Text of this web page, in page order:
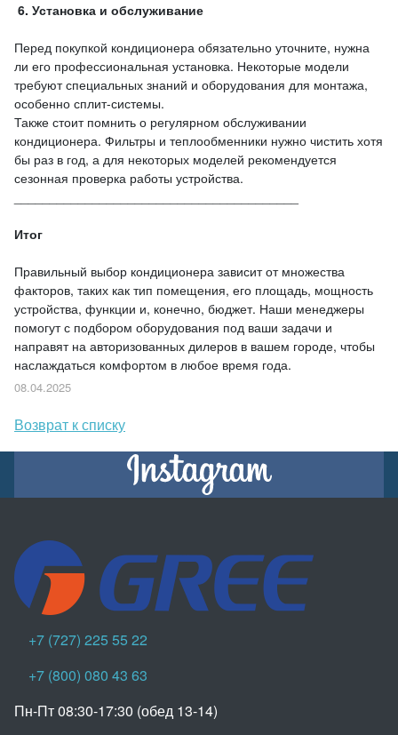
6. Установка и обслуживание
Перед покупкой кондиционера обязательно уточните, нужна
ли его профессиональная установка. Некоторые модели
требуют специальных знаний и оборудования для монтажа,
особенно сплит-системы.
Также стоит помнить о регулярном обслуживании
кондиционера. Фильтры и теплообменники нужно чистить хотя
бы раз в год, а для некоторых моделей рекомендуется
сезонная проверка работы устройства.
Итог
Правильный выбор кондиционера зависит от множества
факторов, таких как тип помещения, его площадь, мощность
устройства, функции и, конечно, бюджет. Наши менеджеры
помогут с подбором оборудования под ваши задачи и
направят на авторизованных дилеров в вашем городе, чтобы
наслаждаться комфортом в любое время года.
08.04.2025
Возврат к списку
+7 (727) 225 55 22
+7 (800) 080 43 63
Пн-Пт 08:30-17:30 (обед 13-14)